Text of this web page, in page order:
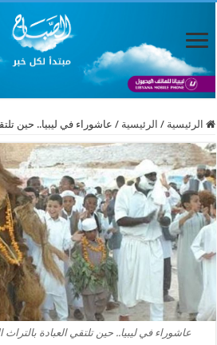
الرئيسية / الرئيسية / عاشوراء في ليبيا.. حين
عاشوراء في ليبيا.. حين تلتقي العبادة